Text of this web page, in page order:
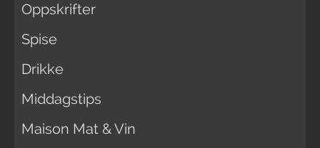
Oppskrifter
Spise
Drikke
Middagstips
Maison Mat & Vin